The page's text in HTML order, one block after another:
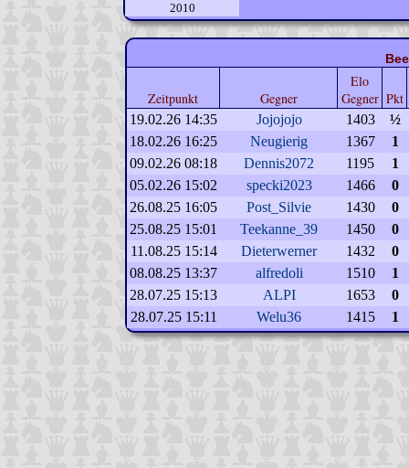
2010
Zeitpunkt Gegner
Elo
Gegner Pkt
19.02.26 14:35 Jojojojo 1403
½
18.02.26 16:25
Neugierig 1367
1
09.02.26 08:18
Dennis2072 1195
1
05.02.26 15:02
specki2023 1466
0
26.08.25 16:05
Post_Silvie 1430
0
25.08.25 15:01
Teekanne_39 1450
0
11.08.25 15:14
Dieterwerner 1432
0
08.08.25 13:37
alfredoli 1510
1
28.07.25 15:13
ALPI 1653
0
28.07.25 15:11
Welu36 1415 1